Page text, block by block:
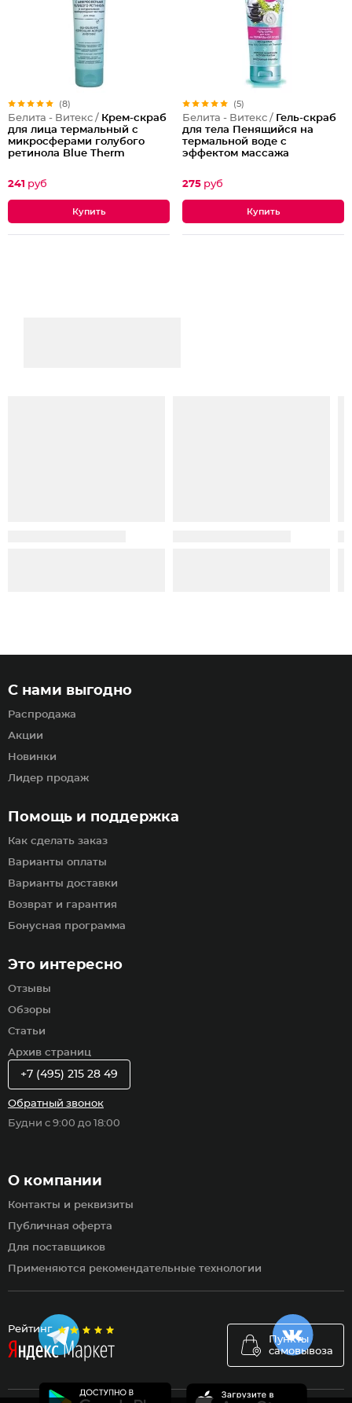
(8)
Белита - Витекс / Крем-скраб
для лица термальный с
микросферами голубого
ретинола Blue Therm
241 руб
(5)
Белита - Витекс / Гель-скраб
для тела Пенящийся на
термальной воде с
эффектом массажа
275 руб
Рейтинг
Пункты
самовывоза
Помощь и поддержка
Как сделать заказ
Варианты оплаты
Варианты доставки
Возврат и гарантия
Бонусная программа
С нами выгодно
Распродажа
Акции
Новинки
Лидер продаж
Это интересно
Отзывы
Обзоры
Статьи
Архив страниц
О компании
Контакты и реквизиты
Публичная оферта
Для поставщиков
Применяются рекомендательные технологии
+7 (495) 215 28 49
Обратный звонок
Будни с 9:00 до 18:00